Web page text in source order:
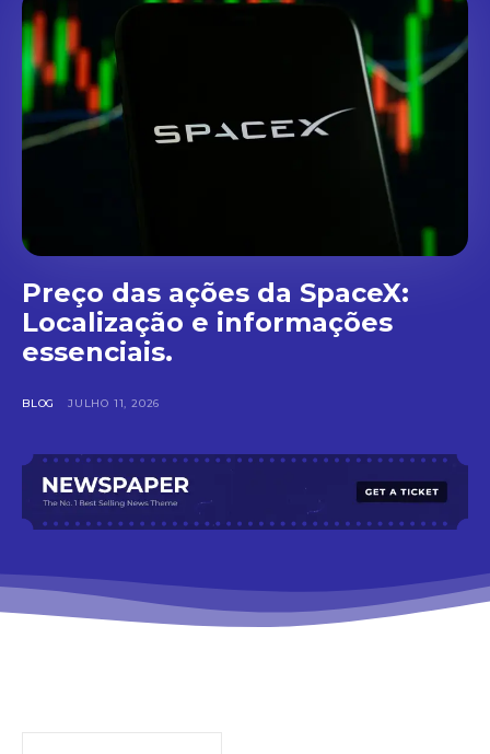
Preço das ações da SpaceX:
Localização e informações
essenciais.
BLOG JULHO 11, 2026